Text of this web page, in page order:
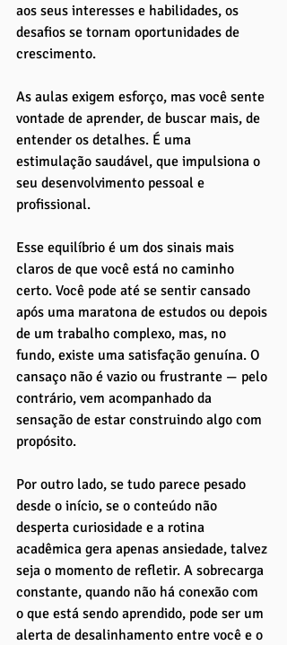
aos seus interesses e habilidades, os
desafios se tornam oportunidades de
crescimento.
As aulas exigem esforço, mas você sente
vontade de aprender, de buscar mais, de
entender os detalhes. É uma
estimulação saudável, que impulsiona o
seu desenvolvimento pessoal e
profissional.
Esse equilíbrio é um dos sinais mais
claros de que você está no caminho
certo. Você pode até se sentir cansado
após uma maratona de estudos ou depois
de um trabalho complexo, mas, no
fundo, existe uma satisfação genuína. O
cansaço não é vazio ou frustrante — pelo
contrário, vem acompanhado da
sensação de estar construindo algo com
propósito.
Por outro lado, se tudo parece pesado
desde o início, se o conteúdo não
desperta curiosidade e a rotina
acadêmica gera apenas ansiedade, talvez
seja o momento de refletir. A sobrecarga
constante, quando não há conexão com
o que está sendo aprendido, pode ser um
alerta de desalinhamento entre você e o